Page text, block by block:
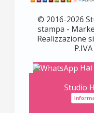
© 2016-2026
stampa -
Realizzazione
Studio